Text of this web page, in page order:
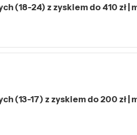
(18-24) z zyskiem do 410 zł |
(13-17) z zyskiem do 200 zł |